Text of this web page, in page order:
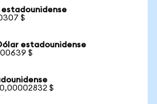
$
estadounidense
$
$